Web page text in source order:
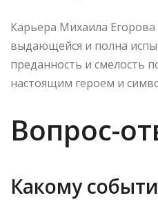
Карьера Михаила
выдающейся и полна
преданность и смелость
настоящим героем и
Вопрос-
Какому